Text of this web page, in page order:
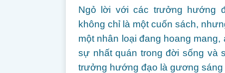
Ngỏ lời với các trưởng hướng
không chỉ là một cuốn sách,
một nhân loại đang hoang
sự nhất quán trong đời sống và
trưởng hướng đạo là gương